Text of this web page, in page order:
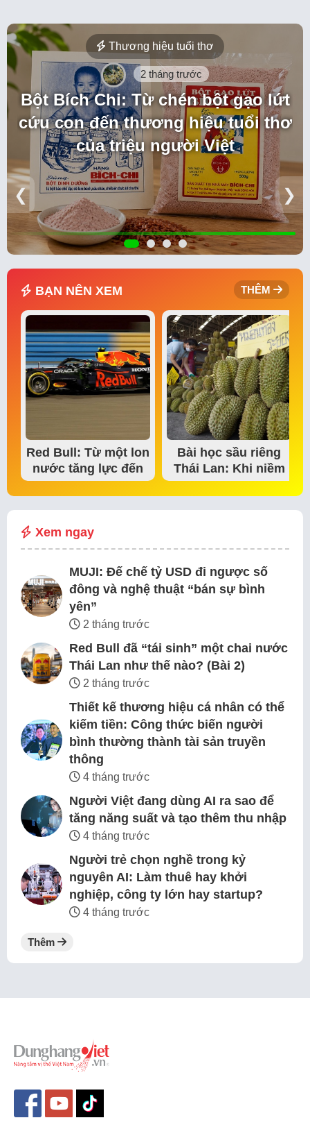
Món lạ vùng miền
2 tháng trước
Cá sấy hồ Thác Bà: Khi thức quà
vùng lòng hồ không còn là đặc
sản “vô danh”
❮ ❯
BẠN NÊN XEM THÊM
Red Bull: Từ một lon
nước tăng lực đến
đế chế thể…
Bài học sầu riêng
Thái Lan: Khi niềm
tin thị trường bắt…
Xem ngay
MUJI: Đế chế tỷ USD đi ngược số
đông và nghệ thuật “bán sự bình
yên”
2 tháng trước
Red Bull đã “tái sinh” một chai nước
Thái Lan như thế nào? (Bài 2)
2 tháng trước
Thiết kế thương hiệu cá nhân có thể
kiếm tiền: Công thức biến người
bình thường thành tài sản truyền
thông
4 tháng trước
Người Việt đang dùng AI ra sao để
tăng năng suất và tạo thêm thu nhập
4 tháng trước
Người trẻ chọn nghề trong kỷ
nguyên AI: Làm thuê hay khởi
nghiệp, công ty lớn hay startup?
4 tháng trước
Thêm